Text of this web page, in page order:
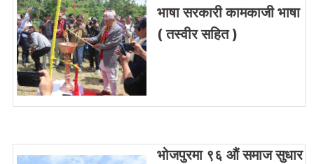
भाषा सरकारी कामकाजी भाषा
( तस्वीर सहित )
भोजपुरमा ९६ औं समाज सुधार